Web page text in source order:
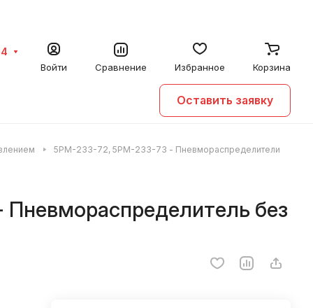
Войти Сравнение Избранное Корзина
Оставить заявку
5РМ-233-72, 5РМ-233-73 - Пневмораспределители
без